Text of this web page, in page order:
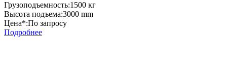
Грузоподъемность:1500 кг
Высота подъема:3000 mm
Цена*:По запросу
Подробнее